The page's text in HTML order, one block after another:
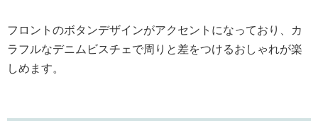
フロントのボタンデザインがアクセントになっており、カ
ラフルなデニムビスチェで周りと差をつけるおしゃれが楽
しめます。